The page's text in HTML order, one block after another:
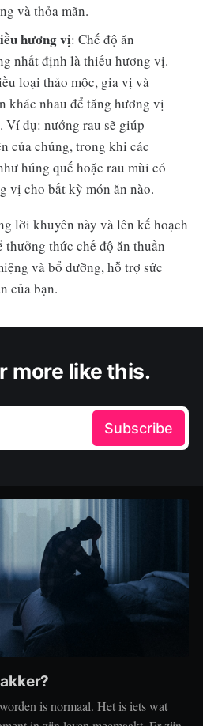
và thỏa mãn.
hương vị: Chế độ ăn
nhất định là thiếu hương vị.
loại thảo mộc, gia vị và
khác nhau để tăng hương vị
Ví dụ: nướng rau sẽ giúp
của chúng, trong khi các
húng quế hoặc rau mùi có
vị cho bất kỳ món ăn nào.
lời khuyên này và lên kế hoạch
thưởng thức chế độ ăn thuần
và bổ dưỡng, hỗ trợ sức
của bạn.
more like this.
Subscribe
is normaal. Het is iets wat